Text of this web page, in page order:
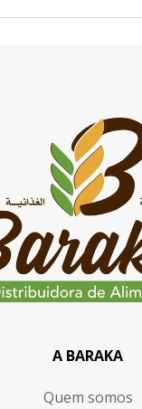
A BARAKA
Quem somos